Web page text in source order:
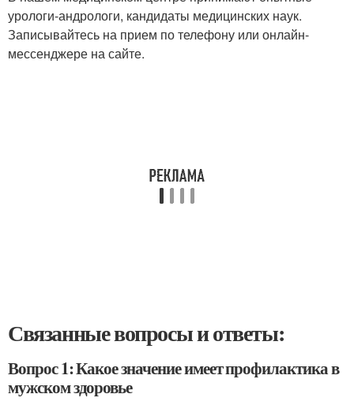
урологи-андрологи, кандидаты медицинских наук.
Записывайтесь на прием по телефону или онлайн-
мессенджере на сайте.
Связанные вопросы и ответы:
Вопрос 1: Какое значение имеет профилактика в
мужском здоровье